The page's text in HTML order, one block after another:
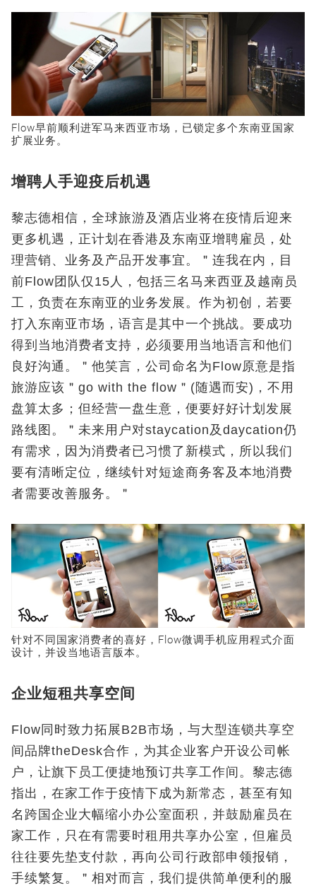
Flow早前顺利进军马来西亚市场，已锁定多个东南亚国家
扩展业务。
增聘人手迎疫后机遇
黎志德相信，全球旅游及酒店业将在疫情后迎来
更多机遇，正计划在香港及东南亚增聘雇员，处
理营销、业务及产品开发事宜。＂连我在内，目
前Flow团队仅15人，包括三名马来西亚及越南员
工，负责在东南亚的业务发展。作为初创，若要
打入东南亚市场，语言是其中一个挑战。要成功
得到当地消费者支持，必须要用当地语言和他们
良好沟通。＂他笑言，公司命名为Flow原意是指
旅游应该＂go with the flow＂(随遇而安)，不用
盘算太多；但经营一盘生意，便要好好计划发展
路线图。＂未来用户对staycation及daycation仍
有需求，因为消费者已习惯了新模式，所以我们
要有清晰定位，继续针对短途商务客及本地消费
者需要改善服务。＂
针对不同国家消费者的喜好，Flow微调手机应用程式介面
设计，并设当地语言版本。
企业短租共享空间
Flow同时致力拓展B2B市场，与大型连锁共享空
间品牌theDesk合作，为其企业客户开设公司帐
户，让旗下员工便捷地预订共享工作间。黎志德
指出，在家工作于疫情下成为新常态，甚至有知
名跨国企业大幅缩小办公室面积，并鼓励雇员在
家工作，只在有需要时租用共享办公室，但雇员
往往要先垫支付款，再向公司行政部申领报销，
手续繁复。＂相对而言，我们提供简单便利的服